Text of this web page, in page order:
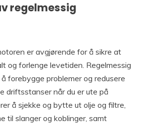
regelmessig
er avgjørende for å sikre at
og forlenge levetiden. Regelmessig
forebygge problemer og redusere
driftsstanser når du er ute på
å sjekke og bytte ut olje og filtre,
til slanger og koblinger, samt